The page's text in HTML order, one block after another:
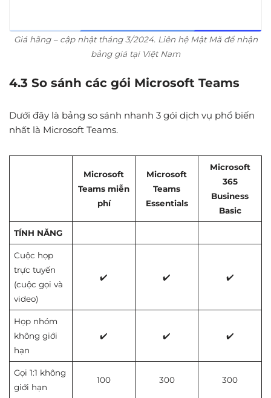
Giá hãng – cập nhật tháng 3/2024. Liên hệ Mật Mã để nhận
bảng giá tại Việt Nam
4.3 So sánh các gói Microsoft Teams
Dưới đây là bảng so sánh nhanh 3 gói dịch vụ phổ biến
nhất là Microsoft Teams.
Microsoft
Teams miễn
phí
Microsoft
Teams
Essentials
Microsoft
365
Business
Basic
TÍNH NĂNG
Cuộc họp
trực tuyến
(cuộc gọi và
video)
✔️ ✔️ ✔️
Họp nhóm
không giới
hạn
✔️ ✔️ ✔️
Gọi 1:1 không
giới hạn
100 300 300